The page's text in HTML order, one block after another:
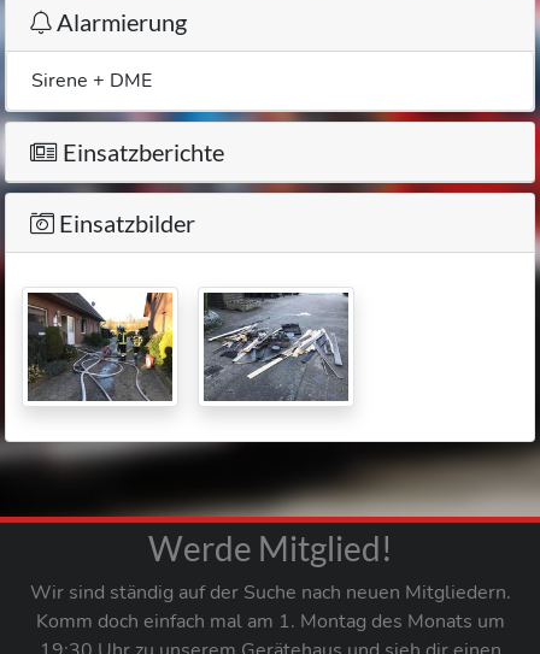
Alarmierung
Sirene + DME
Einsatzberichte
Einsatzbilder
Werde Mitglied!
Wir sind ständig auf der Suche nach neuen Mitgliedern.
Komm doch einfach mal am 1. Montag des Monats um